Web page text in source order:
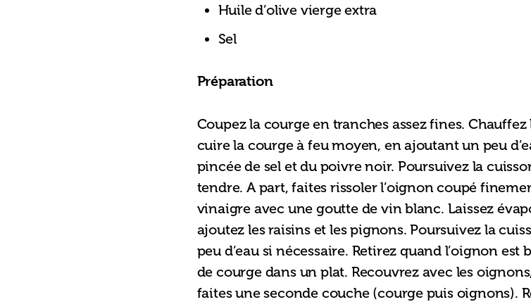
Huile d’olive vierge extra
Sel
Préparation
Coupez la courge en tranches assez fines.
cuire la courge à feu moyen, en ajoutant un peu
pincée de sel et du poivre noir. Poursuivez la
tendre. A part, faites rissoler l’oignon coupé
vinaigre avec une goutte de vin blanc. Laissez
ajoutez les raisins et les pignons. Poursuivez la
peu d’eau si nécessaire. Retirez quand l’oignon
de courge dans un plat. Recouvrez avec les
faites une seconde couche (courge puis oignons).